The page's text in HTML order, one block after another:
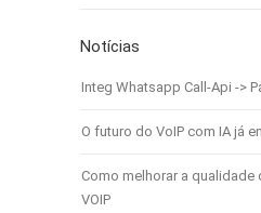
Notícias
Integ Whatsapp Call-Api ->
O futuro do VoIP com IA já
Como melhorar a qualidade
VOIP